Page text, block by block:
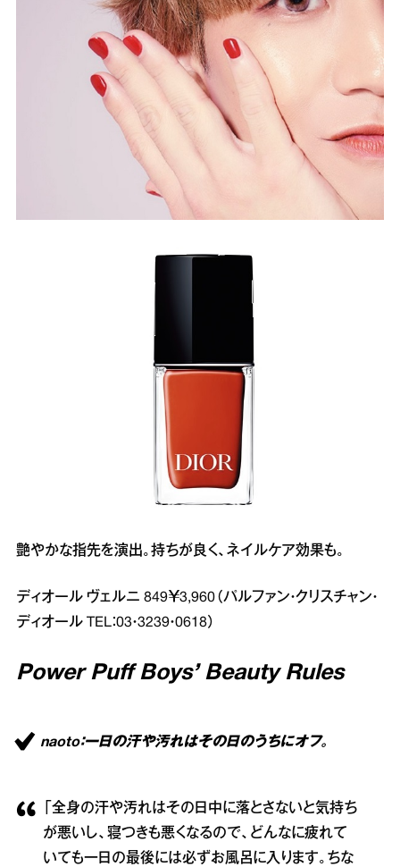
艶やかな指先を演出。持ちが良く、ネイルケア効果も。
ディオール ヴェルニ 849￥3,960（パルファン・クリスチャン・
ディオール TEL：03・3239・0618）
Power Puff Boys’ Beauty Rules
naoto：一日の汗や汚れはその日のうちにオフ。
「全身の汗や汚れはその日中に落とさないと気持ち
が悪いし、寝つきも悪くなるので、どんなに疲れて
いても一日の最後には必ずお風呂に入ります。ちな